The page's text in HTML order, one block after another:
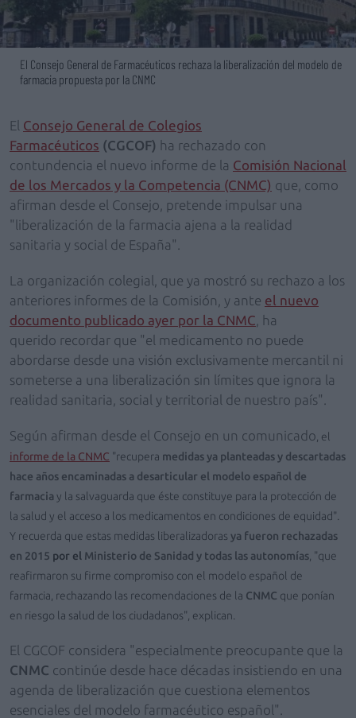
El Consejo General de Farmacéuticos rechaza la liberalización del modelo de
farmacia propuesta por la CNMC
El Consejo General de Colegios
Farmacéuticos (CGCOF) ha rechazado con
contundencia el nuevo informe de la Comisión Nacional
de los Mercados y la Competencia (CNMC) que, como
afirman desde el Consejo, pretende impulsar una
"liberalización de la farmacia ajena a la realidad
sanitaria y social de España".
La organización colegial, que ya mostró su rechazo a los
anteriores informes de la Comisión, y ante el nuevo
documento publicado ayer por la CNMC , ha
querido recordar que "el medicamento no puede
abordarse desde una visión exclusivamente mercantil ni
someterse a una liberalización sin límites que ignora la
realidad sanitaria, social y territorial de nuestro país".
Según afirman desde el Consejo en un comunicado , el
informe de la CNMC "recupera medidas ya planteadas y descartadas
hace años encaminadas a desarticular el modelo español de
farmacia y la salvaguarda que éste constituye para la protección de
la salud y el acceso a los medicamentos en condiciones de equidad".
Y recuerda que estas medidas liberalizadoras ya fueron rechazadas
en 2015 por el Ministerio de Sanidad y todas las autonomías , "que
reafirmaron su firme compromiso con el modelo español de
farmacia, rechazando las recomendaciones de la CNMC que ponían
en riesgo la salud de los ciudadanos", explican.
El CGCOF considera "especialmente preocupante que la
CNMC continúe desde hace décadas insistiendo en una
agenda de liberalización que cuestiona elementos
esenciales del modelo farmacéutico español".